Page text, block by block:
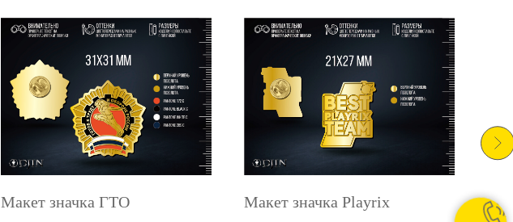
Макет значка ГТО Макет значка Playrix